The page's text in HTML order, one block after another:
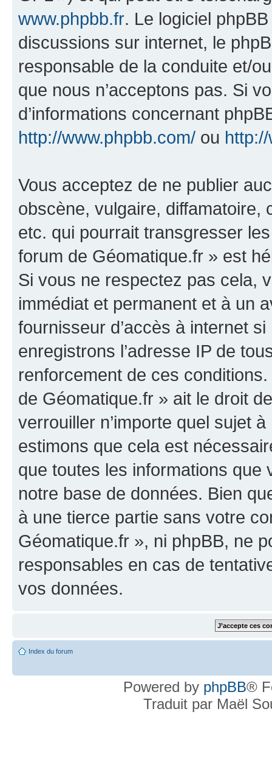
www.phpbb.fr. Le logiciel
discussions sur internet, le
responsable de la conduite et/
que nous n’acceptons pas. Si
d’informations concernant
http://www.phpbb.com/ ou
Vous acceptez de ne publier
obscène, vulgaire, diffamatoire,
etc. qui pourrait transgresser
forum de Géomatique.fr » est
Si vous ne respectez pas cela,
immédiat et permanent et à un
fournisseur d’accès à internet
enregistrons l’adresse IP de
renforcement de ces
de Géomatique.fr » ait le droit
verrouiller n’importe quel sujet
estimons que cela est
que toutes les informations
notre base de données. Bien
à une tierce partie sans votre
Géomatique.fr », ni phpBB, ne
responsables en cas de
vos données.
Index du forum
Powered by phpBB®
Traduit par Maël